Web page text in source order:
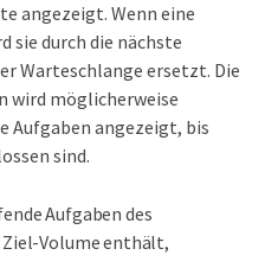
angezeigt. Wenn eine
sie durch die nächste
Warteschlange ersetzt. Die
wird möglicherweise
Aufgaben angezeigt, bis
sind.
Aufgaben des
Ziel-Volume enthält,